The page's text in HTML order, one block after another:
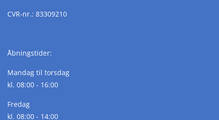
CVR-nr.: 83309210
Åbningstider:
Mandag til torsdag
kl. 08:00 - 16:00
Fredag
kl. 08:00 - 14:00